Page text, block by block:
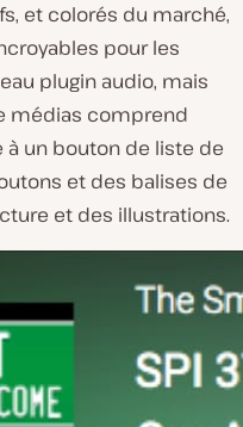
et colorés du marché,
pour les
plugin audio, mais
médias comprend
à un bouton de liste de
et des balises de
et des illustrations.